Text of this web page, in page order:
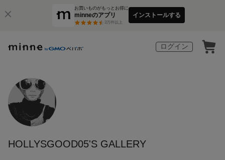
お買いものがもっとお得に
minneのアプリ
3万件以上
インストールする
ログイン
HOLLYSGOOD05'S GALLERY